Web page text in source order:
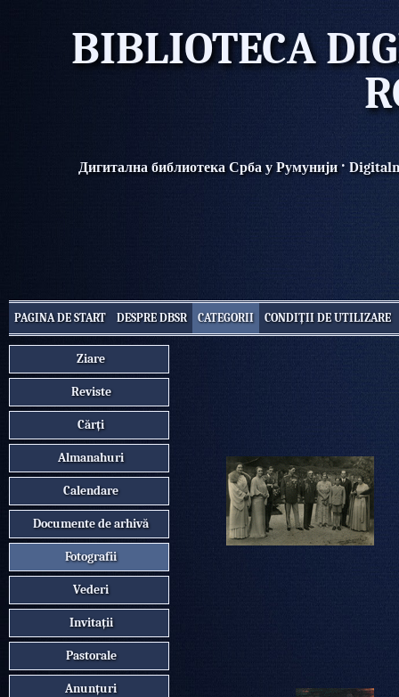
BIBLIOTECA
Дигитална библиотека Срба у Румунији·
PAGINA DE START DESPRE DBSR CATEGORII CONDIȚII DE UTILIZARE
Ziare
Reviste
Cărți
Almanahuri
Calendare
Documente de arhivă
Fotografii
Vederi
Invitații
Pastorale
Anunțuri